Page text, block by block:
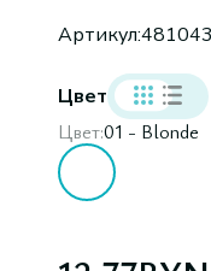
Артикул:
Цвет
Цвет:01 - Blonde